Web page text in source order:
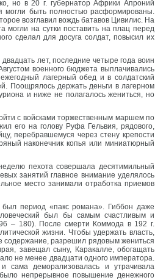
но в 20 г. губернатор Африки Апроний
могли быть полностью расформированы.
возглавил вождь батавов Цивилис. На
могли на сутки поставить на плац перед
сделал для досуга солдат, повысил их
лет, последние четыре года воин
военного бюджета выплачивались
лагерный обед и в солдатский
Поощрялось держать деньги в лагерном
и ниже не полагалось жениться, но
с войсками торжественным маршем по
его на голову Руфа Гельвия, рядового,
перебравшемуся через стену крепости
наконечник копья или миниатюрный
пехота совершала десятимильный
занятий главное внимание уделялось
место занимали отработка приемов
период «пакс романа». Гиббон даже
был бы самым счастливым и
– 180). После смерти Коммода в 192 г.
жизни. Чтобы удержать власть,
содержание, разрешил рядовым жениться
завещал сыну, Каракалле, обогащать
не менее двадцати одного императора.
сама деморализовалась и утрачивала
непрерывное повышение денежного